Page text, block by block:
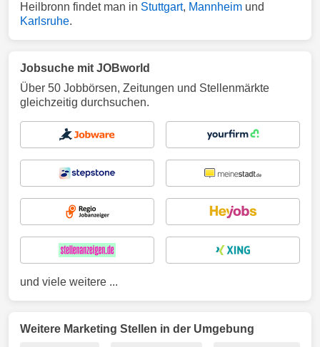
Heilbronn findet man in Stuttgart, Mannheim und
Karlsruhe.
Jobsuche mit JOBworld
Über 50 Jobbörsen, Zeitungen und Stellenmärkte
gleichzeitig durchsuchen.
und viele weitere ...
Weitere Marketing Stellen in der Umgebung